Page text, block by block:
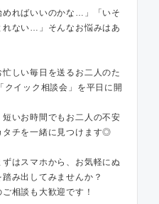
めればいいのかな…」「いそ
ない…」そんなお悩みはあ
しい毎日を送るお二人のた
イック相談会」を平日に開
いお時間でもお二人の不安
タチを一緒に見つけます◎
はスマホから、お気軽にぬ
み出してみませんか？
相談も大歓迎です！